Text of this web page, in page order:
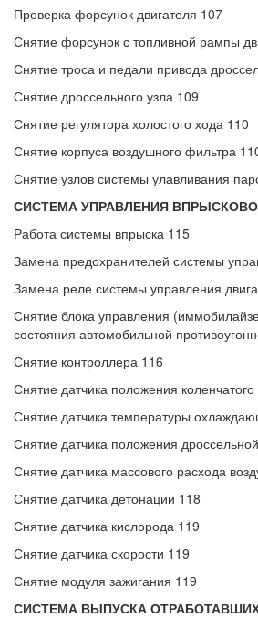
Проверка форсунок двигателя 107
Снятие форсунок с топливной рампы
Снятие троса и педали привода
Снятие дроссельного узла 109
Снятие регулятора холостого хода 110
Снятие корпуса воздушного фильтра
Снятие узлов системы улавливания
СИСТЕМА УПРАВЛЕНИЯ
Работа системы впрыска 115
Замена предохранителей системы
Замена реле системы управления
Снятие блока управления
состояния автомобильной
Снятие контроллера 116
Снятие датчика положения
Снятие датчика температуры
Снятие датчика положения
Снятие датчика массового расхода
Снятие датчика детонации 118
Снятие датчика кислорода 119
Снятие датчика скорости 119
Снятие модуля зажигания 119
СИСТЕМА ВЫПУСКА ОТРАБОТАВШИХ